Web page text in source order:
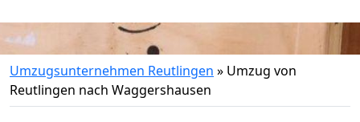
Umzugsunternehmen Reutlingen » Umzug von
Reutlingen nach Waggershausen